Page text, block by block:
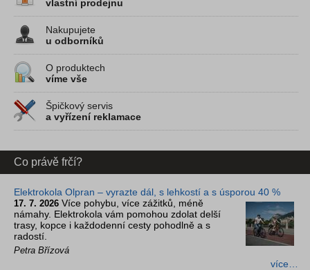
vlastní prodejnu
Nakupujete
u odborníků
O produktech
víme vše
Špičkový servis
a vyřízení reklamace
Co právě frčí?
Elektrokola Olpran – vyrazte dál, s lehkostí a s úsporou 40 %
17. 7. 2026 Více pohybu, více zážitků, méně
námahy. Elektrokola vám pomohou zdolat delší
trasy, kopce i každodenní cesty pohodlně a s
radostí.
Petra Břízová
více…